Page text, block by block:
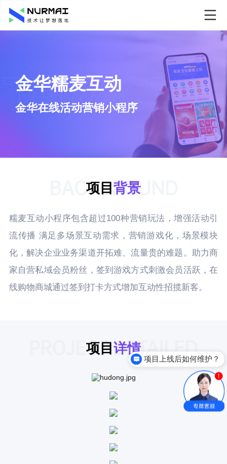
金华糯麦互动
金华在线活动营销小程序
项目背景
BACKGROUND
糯麦互动小程序包含超过100种营销玩法，增强活动引
流传播 满足多场景互动需求，营销游戏化，场景模块
化，解决企业业务渠道开拓难、流量贵的难题。助力商
家自营私域会员粉丝，签到游戏方式刺激会员活跃，在
线购物商城通过签到打卡方式增加互动性招揽新客。
项目详情
PROJECT DETAILED
项目上线后如何维护？